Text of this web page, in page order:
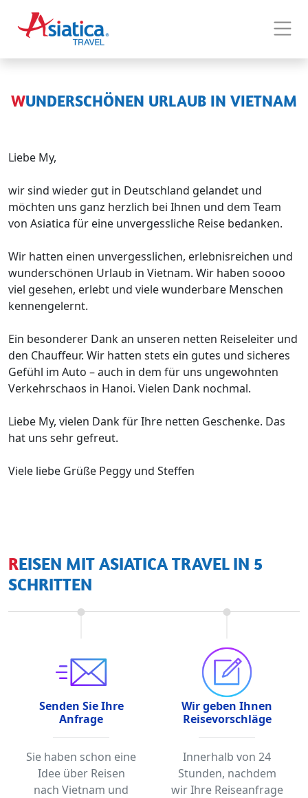
WUNDERSCHÖNEN URLAUB IN VIETNAM
Liebe My,
wir sind wieder gut in Deutschland gelandet und
möchten uns ganz herzlich bei Ihnen und dem Team
von Asiatica für eine unvergessliche Reise bedanken.
Wir hatten einen unvergesslichen, erlebnisreichen und
wunderschönen Urlaub in Vietnam. Wir haben soooo
viel gesehen, erlebt und viele wunderbare Menschen
kennengelernt.
Ein besonderer Dank an unseren netten Reiseleiter und
den Chauffeur. Wir hatten stets ein gutes und sicheres
Gefühl im Auto – auch in dem für uns ungewohnten
Verkehrschaos in Hanoi. Vielen Dank nochmal.
Liebe My, vielen Dank für Ihre netten Geschenke. Das
hat uns sehr gefreut.
Viele liebe Grüße Peggy und Steffen
REISEN MIT ASIATICA TRAVEL IN 5
SCHRITTEN
Senden Sie Ihre
Anfrage
Sie haben schon eine
Idee über Reisen
nach Vietnam und
Wir geben Ihnen
Reisevorschläge
Innerhalb von 24
Stunden, nachdem
wir Ihre Reiseanfrage